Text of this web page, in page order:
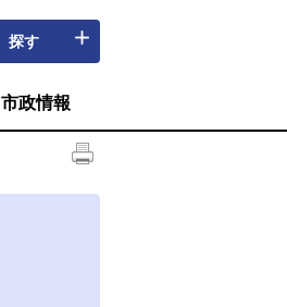
探す
市政情報